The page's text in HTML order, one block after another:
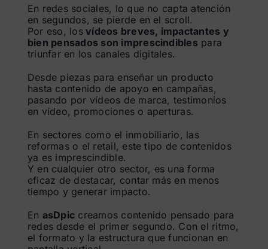
En redes sociales, lo que no capta atención
en segundos, se pierde en el scroll.
Por eso, losvídeos breves, impactantes y
bien pensados son imprescindibles para
triunfar en los canales digitales.
Desde piezas para enseñar un producto
hasta contenido de apoyo en campañas,
pasando por vídeos de marca, testimonios
en vídeo, promociones o aperturas.
En sectores como el inmobiliario, las
reformas o el retail, este tipo de contenidos
ya es imprescindible.
Y en cualquier otro sector, es una forma
eficaz de destacar, contar más en menos
tiempo y generar impacto.
En asDpic creamos contenido pensado para
redes desde el primer segundo. Con el ritmo,
el formato y la estructura que funcionan en